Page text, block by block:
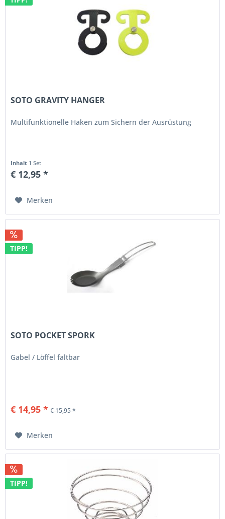
SOTO GRAVITY HANGER
Multifunktionelle Haken zum Sichern der Ausrüstung
Inhalt 1 Set
€ 12,95 *
Merken
TIPP!
SOTO POCKET SPORK
Gabel / Löffel faltbar
€ 14,95 * € 15,95 *
Merken
TIPP!